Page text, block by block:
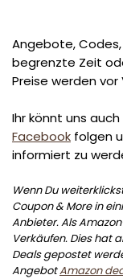
Angebote,
begrenzte Zeit
Preise werden
Ihr könnt uns
Facebook folgen
informiert zu
Wenn Du
Coupon & More in
Anbieter. Als
Verkäufen. Dies hat
Deals gepostet
AngebotAmazon